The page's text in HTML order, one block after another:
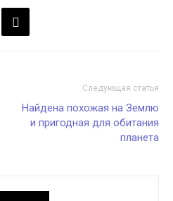
Следующая статья
Найдена похожая на Землю
и пригодная для обитания
планета